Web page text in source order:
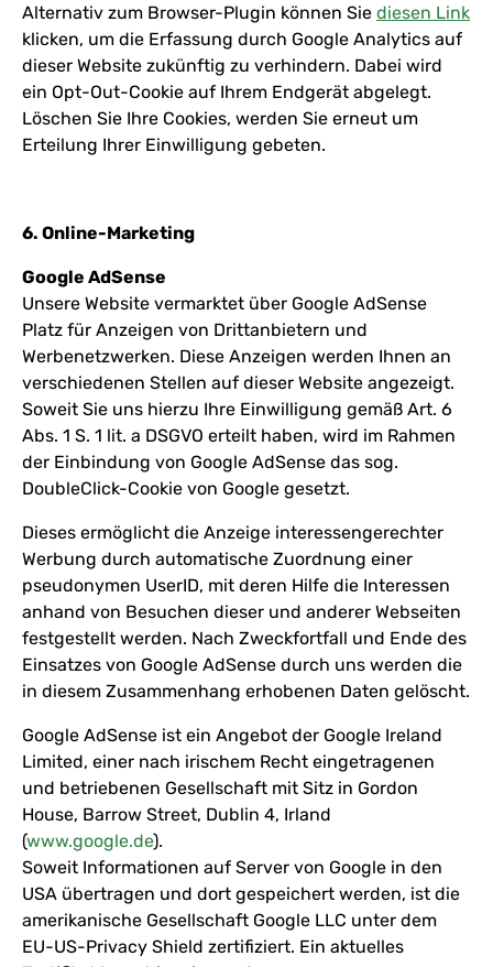
Alternativ zum Browser-Plugin können Sie diesen Link
klicken, um die Erfassung durch Google Analytics auf
dieser Website zukünftig zu verhindern. Dabei wird
ein Opt-Out-Cookie auf Ihrem Endgerät abgelegt.
Löschen Sie Ihre Cookies, werden Sie erneut um
Erteilung Ihrer Einwilligung gebeten.
6. Online-Marketing
Google AdSense
Unsere Website vermarktet über Google AdSense
Platz für Anzeigen von Drittanbietern und
Werbenetzwerken. Diese Anzeigen werden Ihnen an
verschiedenen Stellen auf dieser Website angezeigt.
Soweit Sie uns hierzu Ihre Einwilligung gemäß Art. 6
Abs. 1 S. 1 lit. a DSGVO erteilt haben, wird im Rahmen
der Einbindung von Google AdSense das sog.
DoubleClick-Cookie von Google gesetzt.
Dieses ermöglicht die Anzeige interessengerechter
Werbung durch automatische Zuordnung einer
pseudonymen UserID, mit deren Hilfe die Interessen
anhand von Besuchen dieser und anderer Webseiten
festgestellt werden. Nach Zweckfortfall und Ende des
Einsatzes von Google AdSense durch uns werden die
in diesem Zusammenhang erhobenen Daten gelöscht.
Google AdSense ist ein Angebot der Google Ireland
Limited, einer nach irischem Recht eingetragenen
und betriebenen Gesellschaft mit Sitz in Gordon
House, Barrow Street, Dublin 4, Irland
(www.google.de).
Soweit Informationen auf Server von Google in den
USA übertragen und dort gespeichert werden, ist die
amerikanische Gesellschaft Google LLC unter dem
EU-US-Privacy Shield zertifiziert. Ein aktuelles